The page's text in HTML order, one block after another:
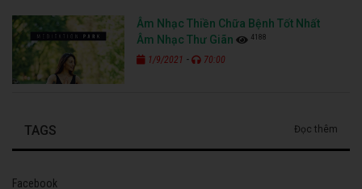
Âm Nhạc Thiền Chữa Bệnh Tốt Nhất
Âm Nhạc Thư Giãn
4188
1/9/2021 - 70:00
TAGS Đọc thêm
Facebook